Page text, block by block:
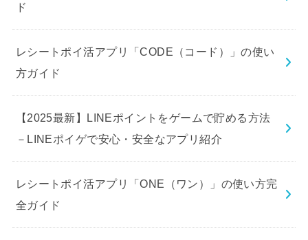
ド
レシートポイ活アプリ「CODE（コード）」の使い
方ガイド
【2025最新】LINEポイントをゲームで貯める方法
－LINEポイゲで安心・安全なアプリ紹介
レシートポイ活アプリ「ONE（ワン）」の使い方完
全ガイド